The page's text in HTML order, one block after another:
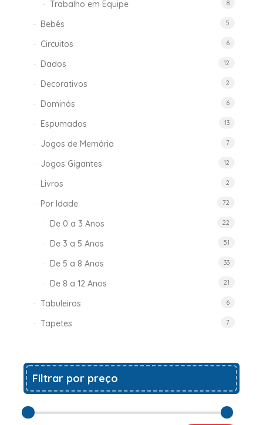
Trabalho em Equipe 8
Bebês 5
Circuitos 6
Dados 12
Decorativos 2
Dominós 6
Espumados 13
Jogos de Memória 7
Jogos Gigantes 12
Livros 2
Por Idade 72
De 0 a 3 Anos 22
De 3 a 5 Anos 51
De 5 a 8 Anos 33
De 8 a 12 Anos 21
Tabuleiros 6
Tapetes 7
Filtrar por preço